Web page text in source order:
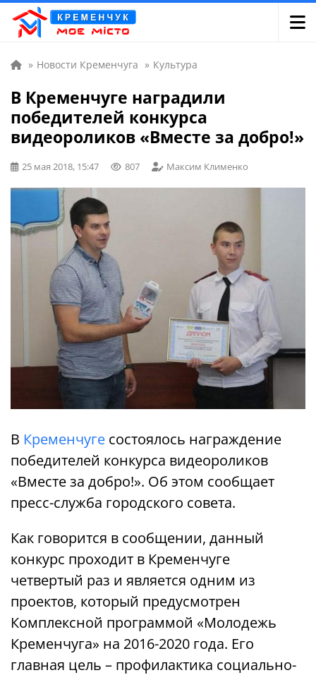
» Новости Кременчуга » Культура
В Кременчуге наградили
победителей конкурса
видеороликов «Вместе за добро!»
25 мая 2018, 15:47 807 Максим Клименко
В Кременчуге состоялось награждение
победителей конкурса видеороликов
«Вместе за добро!». Об этом сообщает
пресс-служба городского совета.
Как говорится в сообщении, данный
конкурс проходит в Кременчуге
четвертый раз и является одним из
проектов, который предусмотрен
Комплексной программой «Молодежь
Кременчуга» на 2016-2020 года. Его
главная цель – профилактика социально-